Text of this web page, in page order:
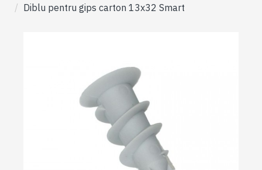
Diblu pentru gips carton 13x32 Smart